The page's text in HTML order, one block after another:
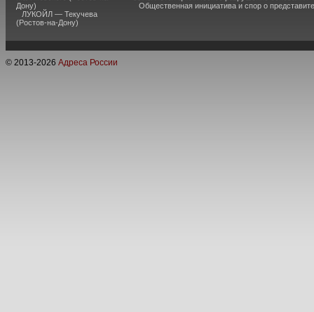
Дону)
ЛУКОЙЛ — Текучева
(Ростов-на-Дону)
Общественная инициатива и спор о
© 2013-2026 Адреса России